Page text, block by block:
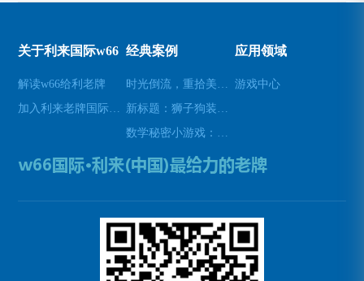
关于利来国际w66
解读w66给利老牌
经典案例 应用领域
游戏中心